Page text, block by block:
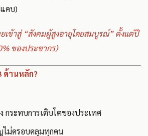
คบ)
เข้าสู่ “สังคมผู้สูงอายุโดยสมบูรณ์” ตั้งแต่ปี
ของประชากร)
ด้านหลัก?
กระทบการเติบโตของประเทศ
ม่ครอบคลุมทุกคน